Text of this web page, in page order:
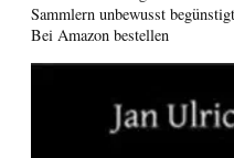
Sammlern unbewusst
Bei Amazon bestellen